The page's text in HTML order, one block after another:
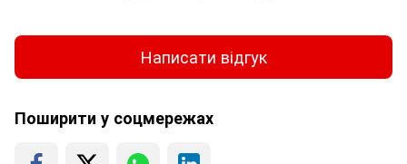
Написати відгук
Поширити у соцмережах